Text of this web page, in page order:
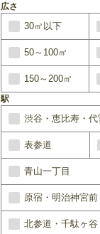
広さ
30㎡以下
50～100㎡
150～200㎡
駅
渋谷・恵比寿・代
表参道
青山一丁目
原宿・明治神宮前
北参道・千駄ヶ谷